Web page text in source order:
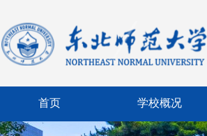
首页 学校概况